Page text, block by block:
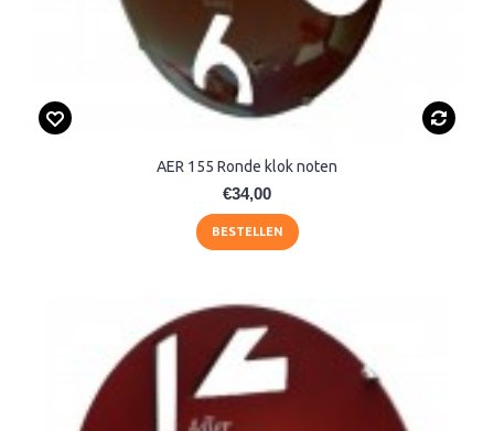
AER 155 Ronde klok noten
€34,00
BESTELLEN